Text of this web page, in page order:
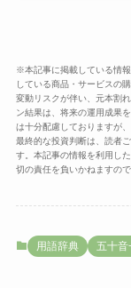
※本記事に掲載している情
している商品・サービスの
変動リスクが伴い、元本割
ン結果は、将来の運用成果
は十分配慮しておりますが
最終的な投資判断は、読者
す。本記事の情報を利用し
切の責任を負いかねますの
用語辞典 五十音